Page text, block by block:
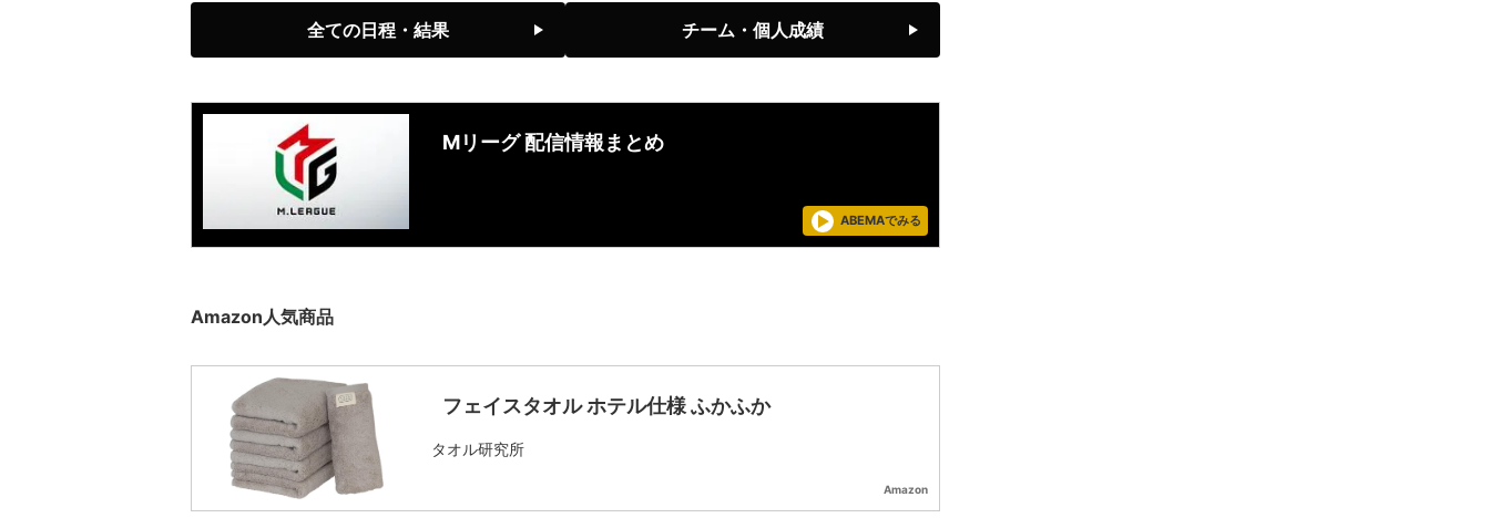
全ての日程・結果 チーム・個人成績
Mリーグ 配信情報まとめ
ABEMAでみる
Amazon人気商品
フェイスタオル ホテル仕様 ふかふか
タオル研究所
Amazon